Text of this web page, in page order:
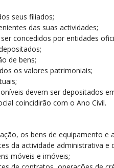
seus filiados;
das suas actividades;
concedidos por entidades
de bens;
os valores patrimoniais;
devem ser depositados
coincidirão com o Ano Civil.
os bens de equipamento e
da actividade administrativa e
móveis e imóveis;